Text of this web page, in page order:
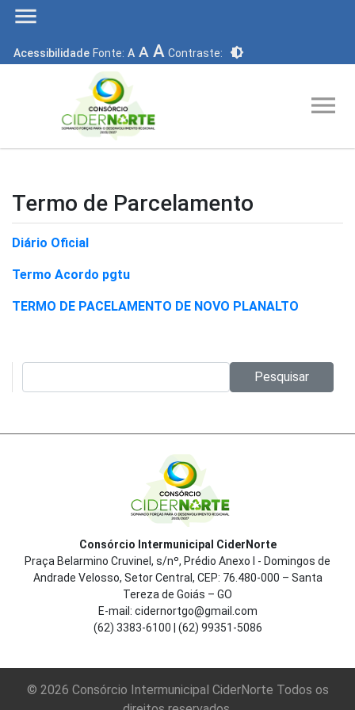
menu
Acessibilidade Fonte: A A A Contraste: brightness_6
menu
Termo de Parcelamento
Diário Oficial
Termo Acordo pgtu
TERMO DE PACELAMENTO DE NOVO PLANALTO
Pesquisar
Consórcio Intermunicipal CiderNorte
Praça Belarmino Cruvinel, s/nº, Prédio Anexo I - Domingos de
Andrade Velosso, Setor Central, CEP: 76.480-000 – Santa
Tereza de Goiás – GO
E-mail: cidernortgo@gmail.com
(62) 3383-6100 | (62) 99351-5086
© 2026 Consórcio Intermunicipal CiderNorte Todos os